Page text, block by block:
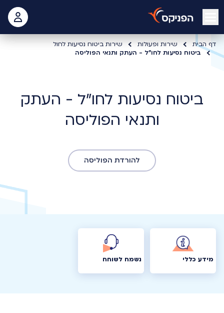
open mobile menu
דף הבית שירות ופעולות
שירות ביטוח נסיעות לחול
ביטוח נסיעות לחו"ל - העתק ותנאי הפוליסה
ביטוח נסיעות לחו"ל - העתק
ותנאי הפוליסה
להורדת הפוליסה
מידע כללי נשמח לשוחח